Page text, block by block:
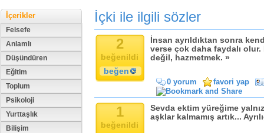
İçerikler
Felsefe
Anlamlı
Düşündüren
Eğitim
Toplum
Psikoloji
Yurttaşlık
Bilişim
İçki ile ilgili sözler
2
beğenildi
beğen
İnsan ayrıldıktan sonra
verse çok daha faydalı
değil, hazmetmek. »
0 yorum favori yap
1
beğenildi
Sevda ektim yüreğime
aşklar kalmamış artık...